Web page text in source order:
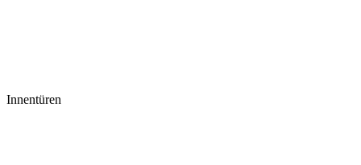
Innentüren